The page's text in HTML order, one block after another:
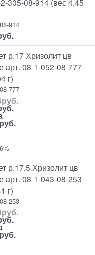
305-08-914 (вес 4,45
914
р.17 Хризолит цв
арт. 08-1-052-08-777
г)
777
руб.
р.17,5 Хризолит цв
арт. 08-1-043-08-253
г)
253
руб.